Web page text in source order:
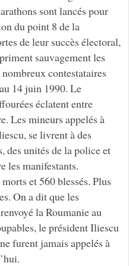
sont lancés pour
du point 8 de la
de leur succès électoral,
sauvagement les
contestataires
14 juin 1990. Le
éclatent entre
Les mineurs appelés à
se livrent à des
des unités de la police et
les manifestants.
et 560 blessés. Plus
On a dit que les
la Roumanie au
le président Iliescu
furent jamais appelés à